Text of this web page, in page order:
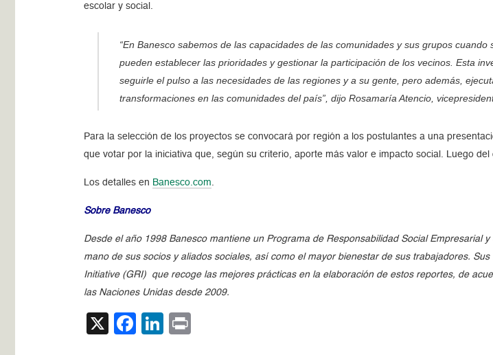
escolar y social.
“En Banesco sabemos de las capacidades de las comunidades y sus grupos
pueden establecer las prioridades y gestionar la participación de los vecinos. Esta
seguirle el pulso a las necesidades de las regiones y a su gente, pero además,
transformaciones en las comunidades del país”, dijo Rosamaría Atencio,
Para la selección de los proyectos se convocará por región a los postulantes a una
que votar por la iniciativa que, según su criterio, aporte más valor e impacto social. Luego
Los detalles en Banesco.com
Sobre Banesco
Desde el año 1998 Banesco mantiene un Programa de Responsabilidad Social Empresarial
mano de sus socios y aliados sociales, así como el mayor bienestar de sus trabajadores.
Initiative (GRI) que recoge las mejores prácticas en la elaboración de estos reportes, de
las Naciones Unidas desde 2009.
X Facebook
LinkedIn